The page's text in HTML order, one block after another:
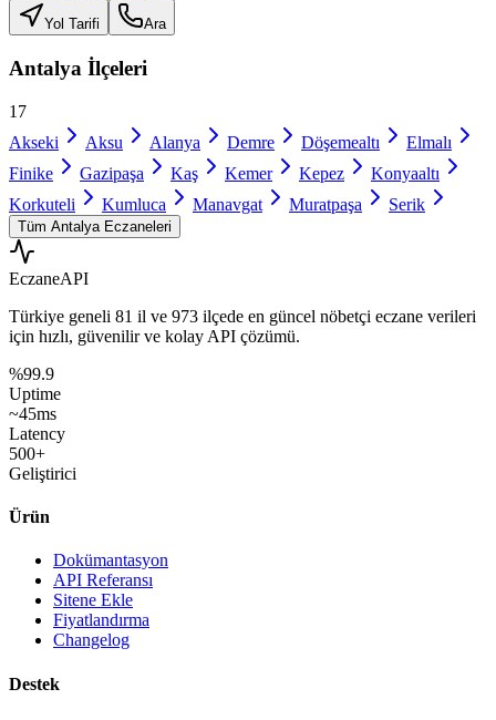
Yol Tarifi Ara
Antalya İlçeleri
17
Akseki
Aksu Alanya Demre Döşemealtı
Elmalı
Finike
Gazipaşa Kaş Kemer Kepez
Konyaaltı
Korkuteli
Kumluca Manavgat Muratpaşa Serik
Tüm Antalya Eczaneleri
EczaneAPI
Türkiye geneli 81 il ve 973 ilçede en güncel nöbetçi eczane verileri
için hızlı, güvenilir ve kolay API çözümü.
%99.9
Uptime
~45ms
Latency
500+
Geliştirici
Ürün
Dokümantasyon
API Referansı
Sitene Ekle
Fiyatlandırma
Changelog
Destek